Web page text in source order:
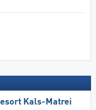
Kals-Matrei